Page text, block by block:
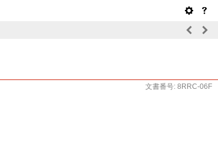
文書番号: 8RRC-06F